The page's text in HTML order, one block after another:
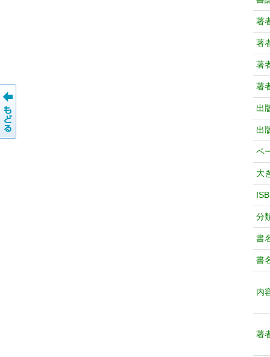
著
著
著
著
出
出
ペ
大
分
書
書
内
著